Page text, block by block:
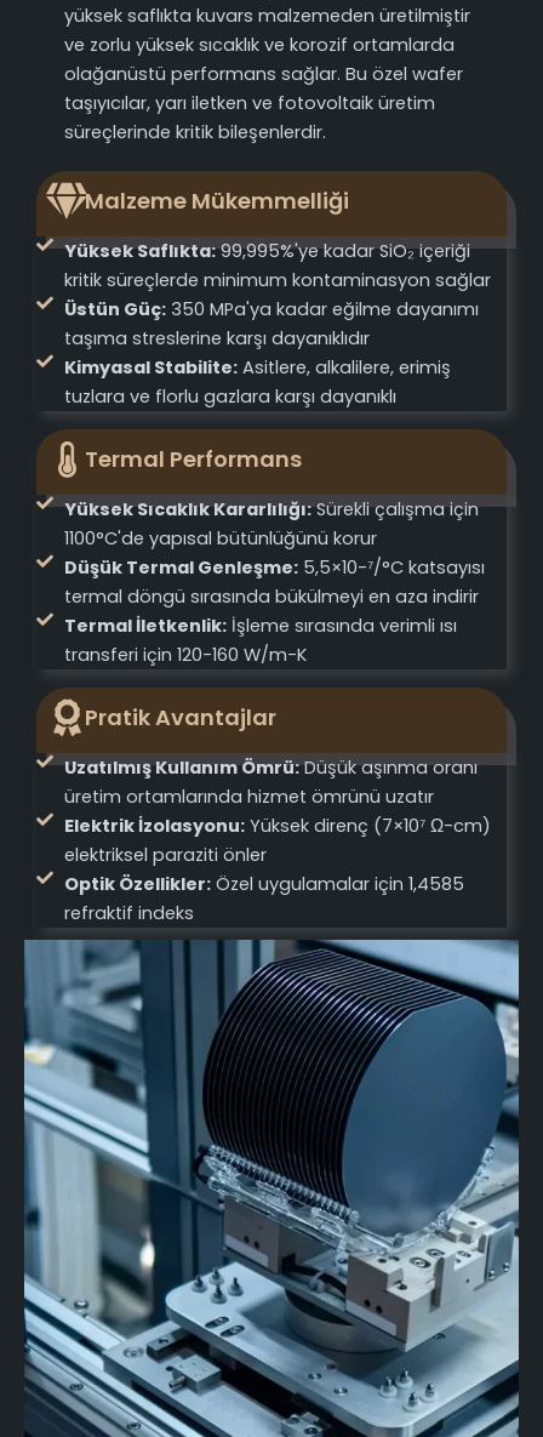
yüksek saflıkta kuvars malzemeden üretilmiştir
ve zorlu yüksek sıcaklık ve korozif ortamlarda
olağanüstü performans sağlar. Bu özel wafer
taşıyıcılar, yarı iletken ve fotovoltaik üretim
süreçlerinde kritik bileşenlerdir.
Malzeme Mükemmelliği
Yüksek Saflıkta:99,995%'ye kadar SiO₂ içeriği
kritik süreçlerde minimum kontaminasyon sağlar
Üstün Güç:350 MPa'ya kadar eğilme dayanımı
taşıma streslerine karşı dayanıklıdır
Kimyasal Stabilite:Asitlere, alkalilere, erimiş
tuzlara ve florlu gazlara karşı dayanıklı
Termal Performans
Yüksek Sıcaklık Kararlılığı:Sürekli çalışma için
1100°C'de yapısal bütünlüğünü korur
Düşük Termal Genleşme:5,5×10-⁷/°C katsayısı
termal döngü sırasında bükülmeyi en aza indirir
Termal İletkenlik:İşleme sırasında verimli ısı
transferi için 120-160 W/m-K
Pratik Avantajlar
Uzatılmış Kullanım Ömrü:Düşük aşınma oranı
üretim ortamlarında hizmet ömrünü uzatır
Elektrik İzolasyonu:Yüksek direnç (7×10⁷ Ω-cm)
elektriksel paraziti önler
Optik Özellikler:Özel uygulamalar için 1,4585
refraktif indeks